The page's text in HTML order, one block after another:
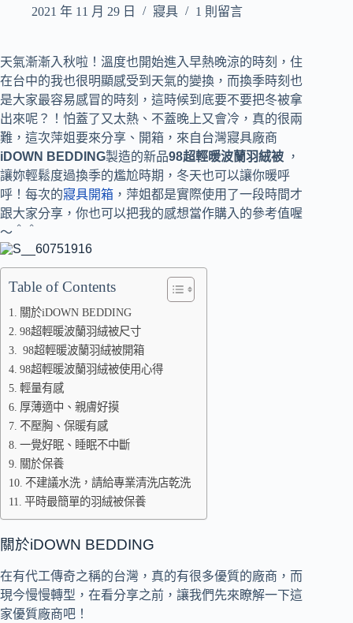
2021 年 11 月 29 日 寢具 1 則留言
天氣漸漸入秋啦！溫度也開始進入早熱晚涼的時刻，住
在台中的我也很明顯感受到天氣的變換，而換季時刻也
是大家最容易感冒的時刻，這時候到底要不要把冬被拿
出來呢？！怕蓋了又太熱、不蓋晚上又會冷，真的很兩
難，這次萍姐要來分享、開箱，來自台灣寢具廠商
iDOWN BEDDING製造的新品98超輕暖波蘭羽絨被 ，
讓妳輕鬆度過換季的尷尬時期，冬天也可以讓你暖呼
呼！每次的寢具開箱 ，萍姐都是實際使用了一段時間才
跟大家分享，你也可以把我的感想當作購入的參考值喔
～＾＾
Table of Contents
關於iDOWN BEDDING
98超輕暖波蘭羽絨被尺寸
98超輕暖波蘭羽絨被開箱
98超輕暖波蘭羽絨被使用心得
輕量有感
厚薄適中、親膚好摸
不壓胸、保暖有感
一覺好眠、睡眠不中斷
關於保養
不建議水洗，請給專業清洗店乾洗
平時最簡單的羽絨被保養
關於iDOWN BEDDING
在有代工傳奇之稱的台灣，真的有很多優質的廠商，而
現今慢慢轉型，在看分享之前，讓我們先來瞭解一下這
家優質廠商吧！